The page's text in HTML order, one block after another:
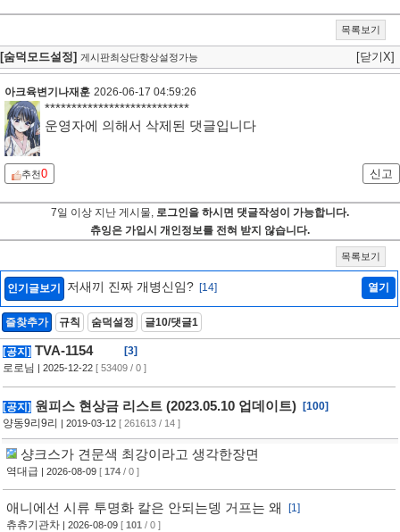
목록보기
[숨덕모드설정] 게시판최상단항상설정가능 [닫기X]
아크육변기나재훈 2026-06-17 04:59:26
***************************
운영자에 의해서 삭제된 댓글입니다
추천0 신고
7일 이상 지난 게시물, 로그인을 하시면 댓글작성이 가능합니다.
츄잉은 가입시 개인정보를 전혀 받지 않습니다.
목록보기
인기글보기 저새끼 진짜 개병신임? [14] 열기
즐찾추가 규칙 숨덕설정 글10/댓글1
[공지] TVA-1154
[3]
로로님 | 2025-12-22 [ 53409 / 0 ]
[공지] 원피스 현상금 리스트 (2023.05.10 업데이트)
[100]
양동9리9리
| 2019-03-12 [ 261613 / 14 ]
샹크스가 견문색 최강이라고 생각한장면
역대급 | 2026-08-09 [ 174 / 0 ]
애니에선 시류 투명화 칼은 안되는뎅 거프는 왜
[1]
츄츄기관차 | 2026-08-09 [ 101 / 0 ]